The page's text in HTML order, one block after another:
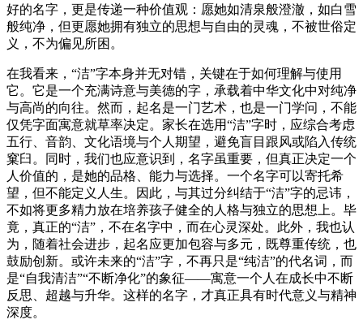
好的名字，更是传递一种价值观：愿她如清泉般澄澈，如白雪
般纯净，但更愿她拥有独立的思想与自由的灵魂，不被世俗定
义，不为偏见所困。
在我看来，“洁”字本身并无对错，关键在于如何理解与使用
它。它是一个充满诗意与美德的字，承载着中华文化中对纯净
与高尚的向往。然而，起名是一门艺术，也是一门学问，不能
仅凭字面寓意就草率决定。家长在选用“洁”字时，应综合考虑
五行、音韵、文化语境与个人期望，避免盲目跟风或陷入传统
窠臼。同时，我们也应意识到，名字虽重要，但真正决定一个
人价值的，是她的品格、能力与选择。一个名字可以寄托希
望，但不能定义人生。因此，与其过分纠结于“洁”字的忌讳，
不如将更多精力放在培养孩子健全的人格与独立的思想上。毕
竟，真正的“洁”，不在名字中，而在心灵深处。此外，我也认
为，随着社会进步，起名应更加包容与多元，既尊重传统，也
鼓励创新。或许未来的“洁”字，不再只是“纯洁”的代名词，而
是“自我清洁”“不断净化”的象征——寓意一个人在成长中不断
反思、超越与升华。这样的名字，才真正具有时代意义与精神
深度。